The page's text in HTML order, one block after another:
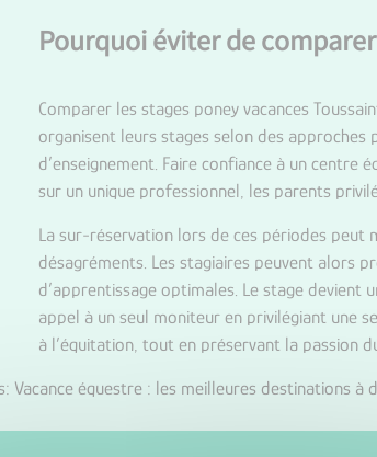
Pourquoi éviter de
Comparer les stages poney vacances
organisent leurs stages selon des
d’enseignement. Faire confiance à un centre
sur un unique professionnel, les parents
La sur-réservation lors de ces périodes peut
désagréments. Les stagiaires peuvent alors
d’apprentissage optimales. Le stage
appel à un seul moniteur en privilégiant une
à l’équitation, tout en préservant la passion
Vacance équestre : les meilleures destinations à